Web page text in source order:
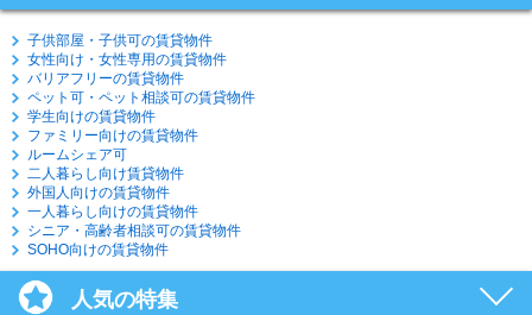
子供部屋・子供可の賃貸物件
女性向け・女性専用の賃貸物件
バリアフリーの賃貸物件
ペット可・ペット相談可の賃貸物件
学生向けの賃貸物件
ファミリー向けの賃貸物件
ルームシェア可
二人暮らし向け賃貸物件
外国人向けの賃貸物件
一人暮らし向けの賃貸物件
シニア・高齢者相談可の賃貸物件
SOHO向けの賃貸物件
人気の特集